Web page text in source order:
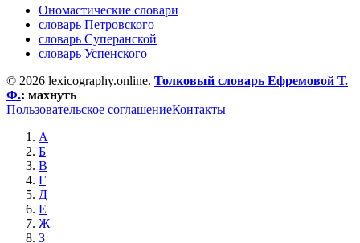
Ономастические словари
словарь Петровского
словарь Суперанской
словарь Успенского
© 2026 lexicography.online. Толковый словарь Ефремовой Т.
Ф.: махнуть
Пользовательское соглашениеКонтакты
А
Б
В
Г
Д
Е
Ж
З